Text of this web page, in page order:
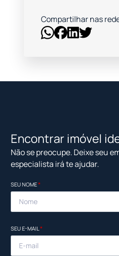
Compartilhar nas
Encontrar imóvel
Não se preocupe. Deixe seu
especialista irá te ajudar.
SEU NOME*
SEU E-MAIL*